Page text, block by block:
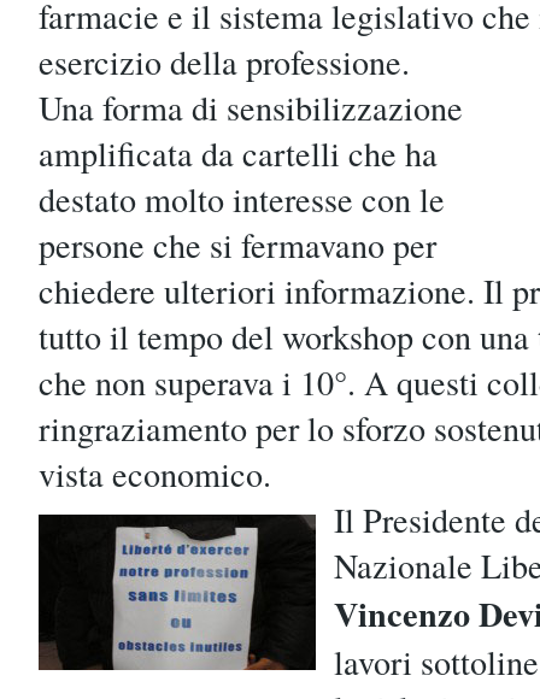
farmacie e il sistema legislativo
esercizio della professione.
Una forma di sensibilizzazione
amplificata da cartelli che ha
destato molto interesse con le
persone che si fermavano per
chiedere ulteriori informazione. Il
tutto il tempo del workshop con una
che non superava i 10°. A questi
ringraziamento per lo sforzo
vista economico.
Il Presidente
Nazionale
Vincenzo
lavori